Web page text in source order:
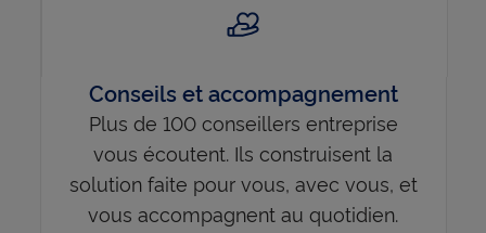
Conseils et accompagnement
Plus de 100 conseillers entreprise
vous écoutent. Ils construisent la
solution faite pour vous, avec vous, et
vous accompagnent au quotidien.